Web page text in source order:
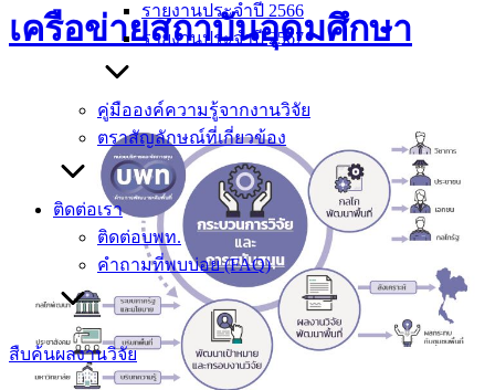
รายงานประจำปี 2566
รายงานประจำปี 2567
คู่มือองค์ความรู้จากงานวิจัย
ตราสัญลักษณ์ที่เกี่ยวข้อง
ติดต่อเรา
ติดต่อบพท.
คำถามที่พบบ่อย (FAQ)
สืบค้นผลงานวิจัย
เครือข่ายสถาบันอุดมศึกษา